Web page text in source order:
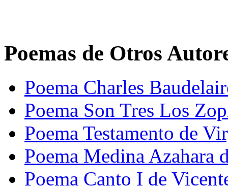
Poemas de Otros
Poema Charles
Poema Son Tres Los
Poema Testamento de
Poema Medina Azahara
Poema Canto I de